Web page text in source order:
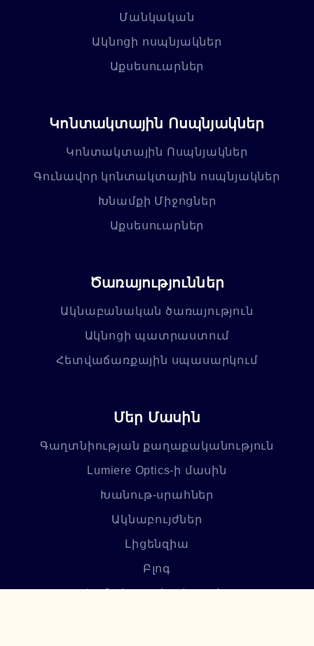
Մանկական
Ակնոցի ոսպնյակներ
Աքսեսուարներ
Կոնտակտային Ոսպնյակներ
Կոնտակտային Ոսպնյակներ
Գունավոր կոնտակտային ոսպնյակներ
Խնամքի Միջոցներ
Աքսեսուարներ
Ծառայություններ
Ակնաբանական ծառայություն
Ակնոցի պատրաստում
Հետվաճառքային սպասարկում
Մեր Մասին
Գաղտնիության քաղաքականություն
Lumiere Optics-ի մասին
Խանութ-սրահներ
Ակնաբույժներ
Լիցենզիա
Բլոգ
Հաճախ տրվող հարցեր